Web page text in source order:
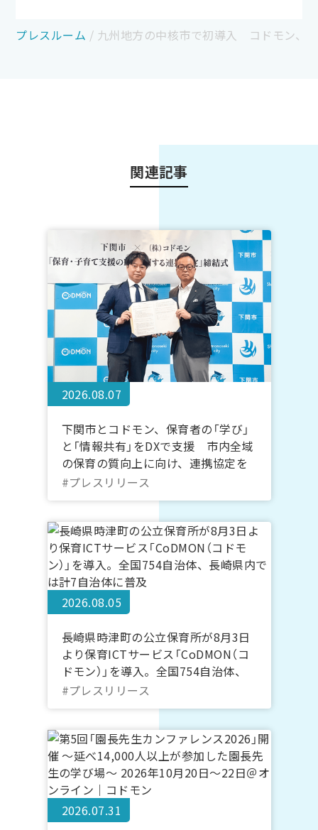
プレスルーム / 九州地方の中核市で初導入 コドモン、
関連記事
2026.08.07
下関市とコドモン、保育者の「学び」
と「情報共有」をDXで支援 市内全域
の保育の質向上に向け、連携協定を
締結
#プレスリリース
2026.08.05
長崎県時津町の公立保育所が8月3日
より保育ICTサービス「CoDMON（コ
ドモン）」を導入。全国754自治体、
長崎県内では計7自治体に普及
#プレスリリース
2026.07.31